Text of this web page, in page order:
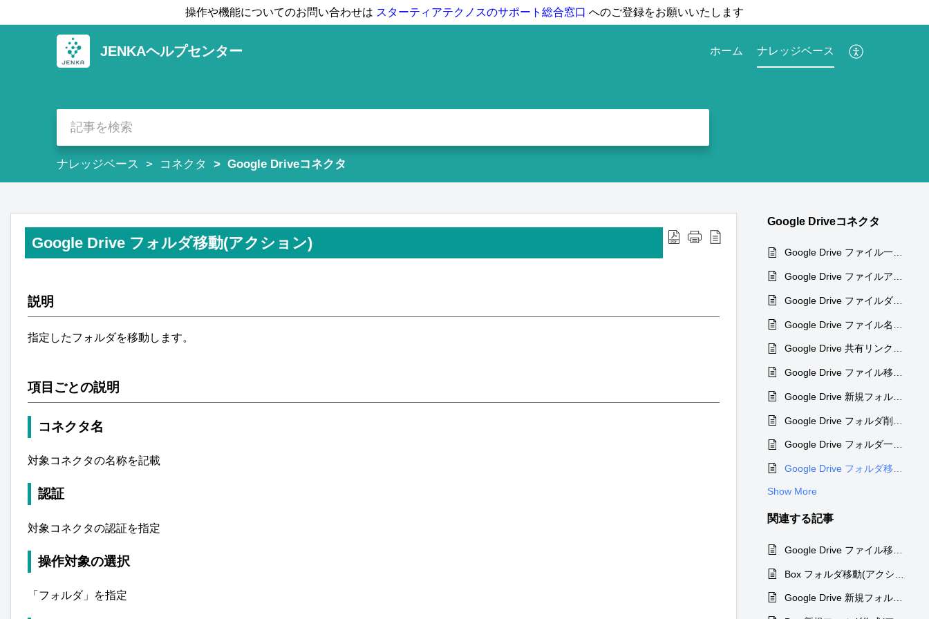
操作や機能についてのお問い合わせは スターティアテクノスのサポート総合窓口 へのご登録をお願いいたします
JENKAヘルプセンター ホーム ナレッジベース
ナレッジベース コネクタ Google Driveコネクタ
Google Drive フォルダ移動(アクション)
説明
指定したフォルダを移動します。
項目ごとの説明
コネクタ名
対象コネクタの名称を記載
認証
対象コネクタの認証を指定
操作対象の選択
「フォルダ」を指定
Google Driveコネクタ
Google Drive ファイル一覧取得(アクション)
Google Drive ファイルアップロード(アクション)
Google Drive 共有リンクを取得(アクション)
Google Drive ファイル移動(アクション)
Google Drive フォルダ一覧取得(アクション)
Google Drive フォルダ移動(アクション)
Show More
関連する記事
Google Drive 新規フォルダ作成(アクション)